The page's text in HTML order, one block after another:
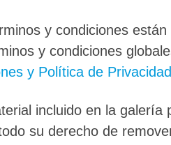
y condiciones
y condiciones
y Política de Privacidad
incluido en la
su derecho de